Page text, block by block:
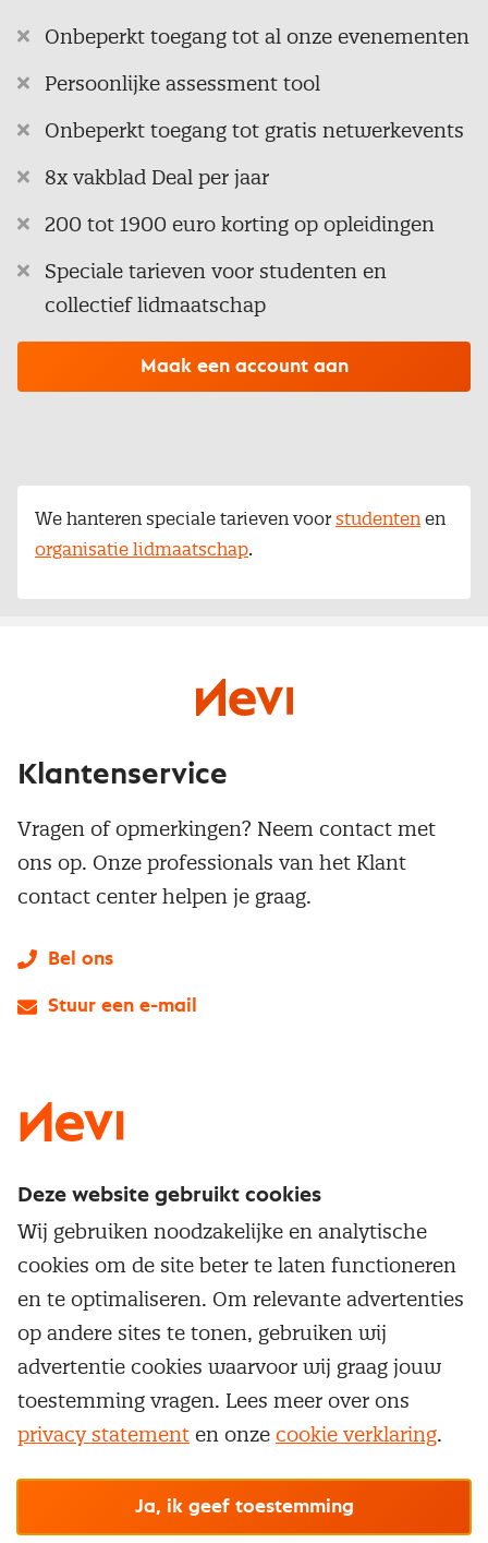
Onbeperkt toegang tot al onze evenementen
Persoonlijke assessment tool
Onbeperkt toegang tot gratis netwerkevents
8x vakblad Deal per jaar
200 tot 1900 euro korting op opleidingen
Speciale tarieven voor studenten en
collectief lidmaatschap
Maak een account aan
We hanteren speciale tarieven voor studenten en
organisatie lidmaatschap.
Service & contact
Over inkoop
Netwerk en communities
Aanmelden nieuwsbrief
Word lid van Nevi
Inkoop vacatures
Opzeggen lidmaatschap
Populaire thema's
Aanbesteden
Contractmanagement
Kostenmanagement
Onderhandelen
Supply management
Opleidingen en trainingen
Trainingen
Opleidingen
Maatwerk
Vrijstellingen
Klantenservice
Vragen of opmerkingen? Neem contact met
ons op. Onze professionals van het Klant
contact center helpen je graag.
Bel ons
Stuur een e-mail
Cookievoorkeuren beherenOnzealgemene
© Nevi.nl
Deze website gebruikt cookies
Wij gebruiken noodzakelijke en analytische
cookies om de site beter te laten functioneren
en te optimaliseren. Om relevante advertenties
op andere sites te tonen, gebruiken wij
advertentie cookies waarvoor wij graag jouw
toestemming vragen. Lees meer over ons
privacy statement en onze cookie verklaring.
Ja, ik geef toestemming